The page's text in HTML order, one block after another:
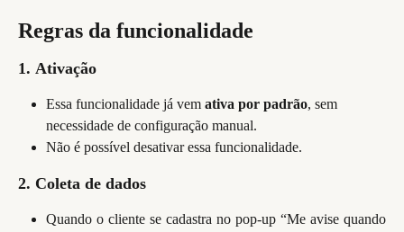
Regras da funcionalidade
1. Ativação
Essa funcionalidade já vem ativa por padrão, sem
necessidade de configuração manual.
Não é possível desativar essa funcionalidade.
2. Coleta de dados
Quando o cliente se cadastra no pop-up “Me avise quando